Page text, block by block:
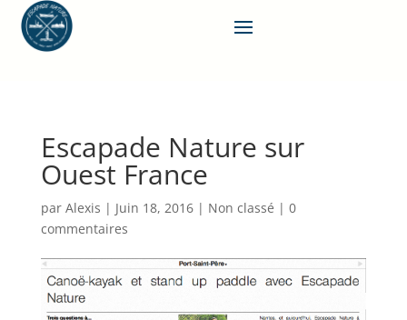
Escapade Nature sur
Ouest France
par Alexis | Juin 18, 2016| Non classé | 0
commentaires